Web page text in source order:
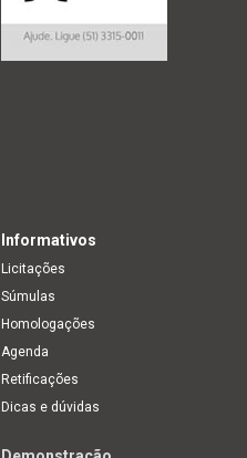
Informativos
Licitações
Súmulas
Homologações
Agenda
Retificações
Dicas e dúvidas